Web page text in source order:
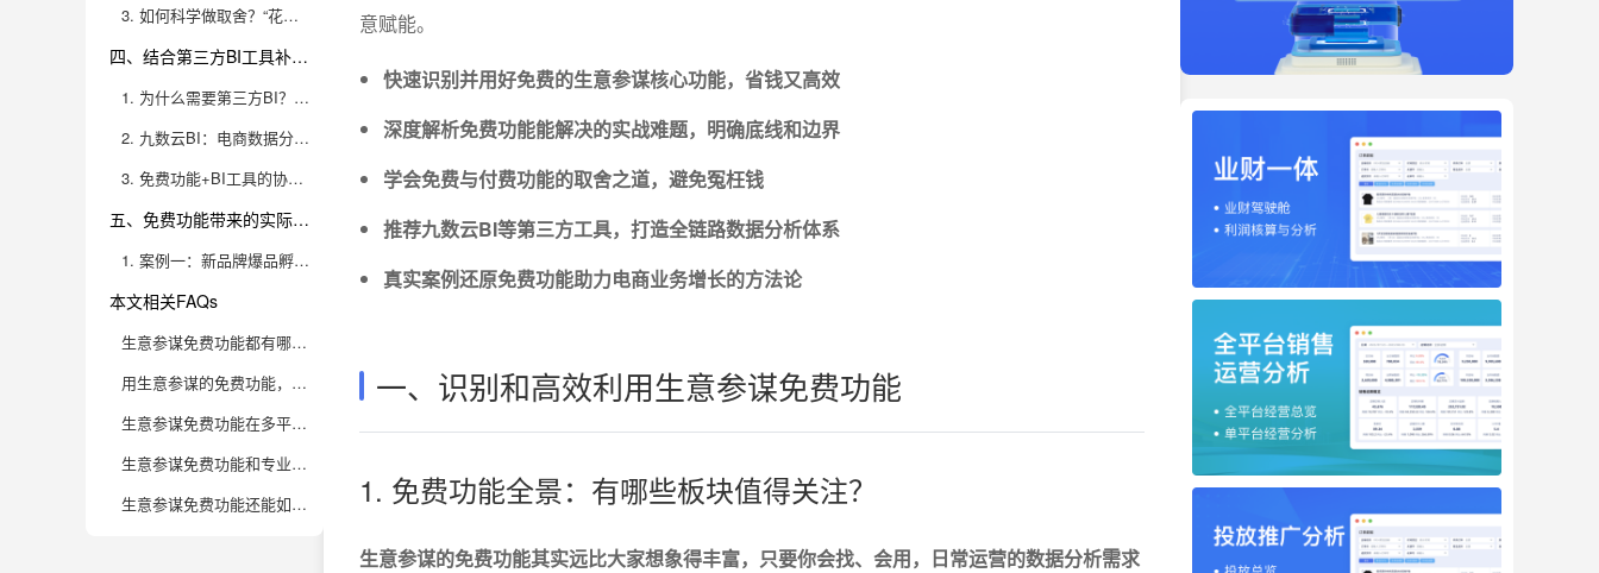
3. 如何科学做取舍？“花小钱办大事”的实用建议
四、结合第三方BI工具补齐数据分析短板
1. 为什么需要第三方BI？免费/付费功能的极限在哪里？
2. 九数云BI：电商数据分析的全能选手
3. 免费功能+BI工具的协同打法
五、免费功能带来的实际业务提升案例
1. 案例一：新品牌爆品孵化的低成本路径
本文相关FAQs
生意参谋免费功能都有哪些？数据分析可以做到什么深度？
用生意参谋的免费功能，电商新手如何高效开展数据分析？
生意参谋免费功能在多平台电商运营中有哪些局限？
生意参谋免费功能和专业BI工具对比，适合什么阶段的电商企业？
生意参谋免费功能还能如何搭配其他免费工具提升数据分析效率？
意赋能。
快速识别并用好免费的生意参谋核心功能，省钱又高效
深度解析免费功能能解决的实战难题，明确底线和边界
学会免费与付费功能的取舍之道，避免冤枉钱
推荐九数云BI等第三方工具，打造全链路数据分析体系
真实案例还原免费功能助力电商业务增长的方法论
一、识别和高效利用生意参谋免费功能
1. 免费功能全景：有哪些板块值得关注？
生意参谋的免费功能其实远比大家想象得丰富，只要你会找、会用，日常运营的数据分析需求